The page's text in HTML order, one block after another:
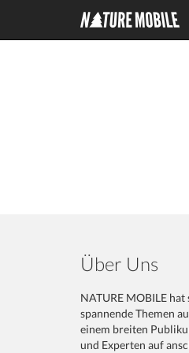
Über Uns
NATURE MOBILE
spannende Themen
einem breiten
und Experten auf